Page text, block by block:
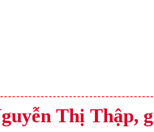
Thị Thập,